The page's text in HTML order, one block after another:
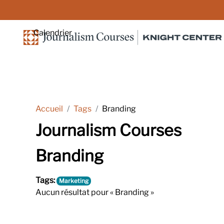
Calendrier
Accueil Tags Branding
Journalism Courses
Branding
Tags: Marketing
Aucun résultat pour « Branding »